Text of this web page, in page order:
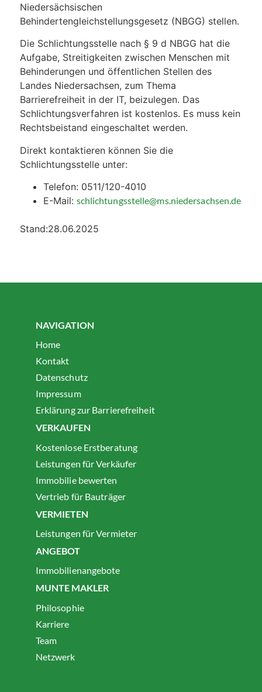
Niedersächsischen
Behindertengleichstellungsgesetz (NBGG) stellen.
Die Schlichtungsstelle nach § 9 d NBGG hat die
Aufgabe, Streitigkeiten zwischen Menschen mit
Behinderungen und öffentlichen Stellen des
Landes Niedersachsen, zum Thema
Barrierefreiheit in der IT, beizulegen. Das
Schlichtungsverfahren ist kostenlos. Es muss kein
Rechtsbeistand eingeschaltet werden.
Direkt kontaktieren können Sie die
Schlichtungsstelle unter:
Telefon: 0511/120-4010
E-Mail: schlichtungsstelle@ms.niedersachsen.de
Stand:28.06.2025
NAVIGATION
Home
Kontakt
Datenschutz
Impressum
Erklärung zur Barrierefreiheit
VERKAUFEN
Kostenlose Erstberatung
Leistungen für Verkäufer
Immobilie bewerten
Vertrieb für Bauträger
VERMIETEN
Leistungen für Vermieter
ANGEBOT
Immobilienangebote
MUNTE MAKLER
Philosophie
Karriere
Team
Netzwerk